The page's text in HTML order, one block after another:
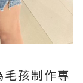
孩制作專